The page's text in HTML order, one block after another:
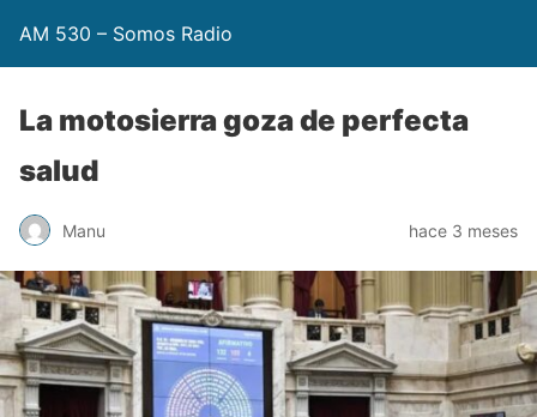
AM 530 – Somos Radio
La motosierra goza de perfecta
salud
Manu hace 3 meses